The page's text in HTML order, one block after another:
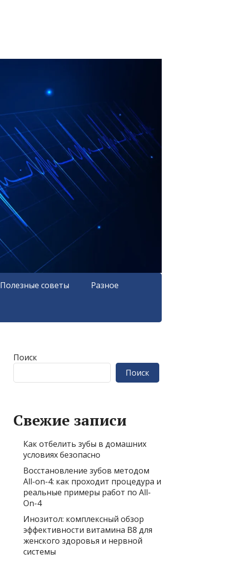
Полезные советы Разное
Поиск
Поиск
Свежие записи
Как отбелить зубы в домашних
условиях безопасно
Восстановление зубов методом
All-on-4: как проходит процедура и
реальные примеры работ по All-
On-4
Инозитол: комплексный обзор
эффективности витамина B8 для
женского здоровья и нервной
системы